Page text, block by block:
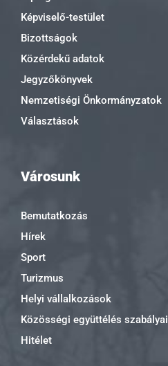
Képviselő-testület
Bizottságok
Közérdekű adatok
Jegyzőkönyvek
Nemzetiségi Önkormányzatok
Választások
Városunk
Bemutatkozás
Hírek
Sport
Turizmus
Helyi vállalkozások
Közösségi együttélés szabályai
Hitélet